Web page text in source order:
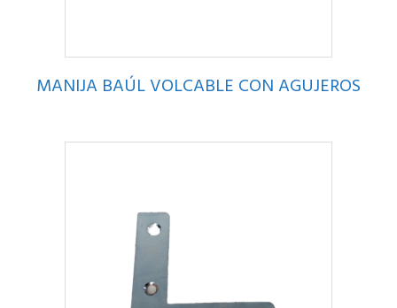
MANIJA BAÚL VOLCABLE CON AGUJEROS